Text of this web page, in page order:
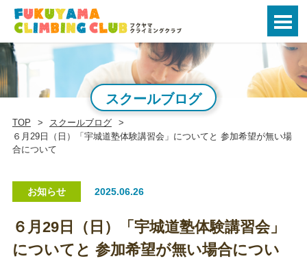
スクールブログ
TOP
スクールブログ
６月29日（日）「宇城道塾体験講習会」についてと 参加希望が無い場
合について
お知らせ 2025.06.26
６月29日（日）「宇城道塾体験講習会」
についてと 参加希望が無い場合につい